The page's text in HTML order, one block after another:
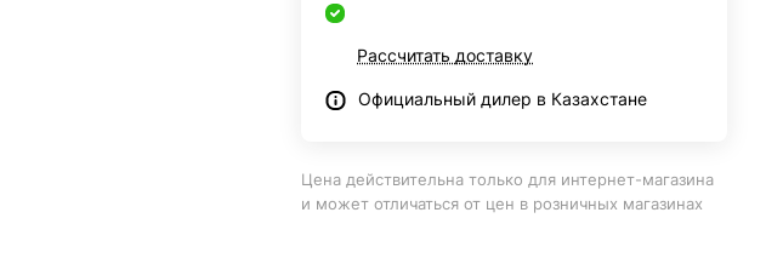
Рассчитать доставку
Официальный дилер в Казахстане
Цена действительна только для интернет-магазина
и может отличаться от цен в розничных магазинах